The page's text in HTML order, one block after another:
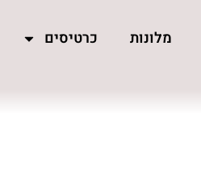
מלונות כרטיסים